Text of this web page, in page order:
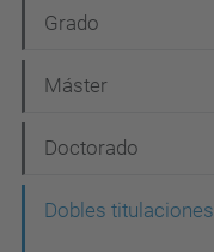
a
v
g
Grado
Máster
Doctorado
Dobles titulaciones